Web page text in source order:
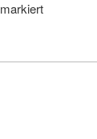
markiert